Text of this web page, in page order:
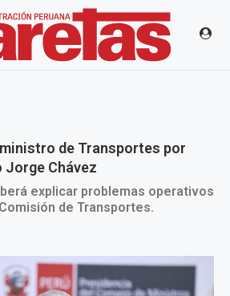
de Transportes por
Jorge Chávez
explicar problemas operativos
de Transportes.